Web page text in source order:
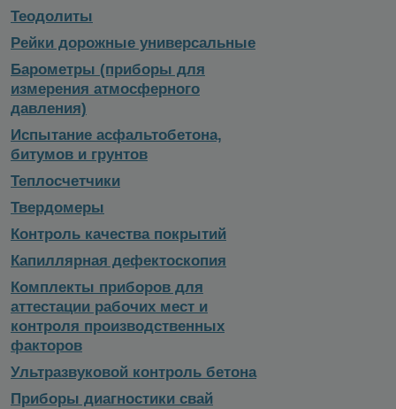
Теодолиты
Рейки дорожные универсальные
Барометры (приборы для
измерения атмосферного
давления)
Испытание асфальтобетона,
битумов и грунтов
Теплосчетчики
Твердомеры
Контроль качества покрытий
Капиллярная дефектоскопия
Комплекты приборов для
аттестации рабочих мест и
контроля производственных
факторов
Ультразвуковой контроль бетона
Приборы диагностики свай